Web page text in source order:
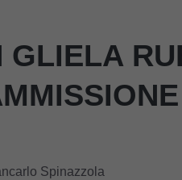
GLIELA
Spinazzola